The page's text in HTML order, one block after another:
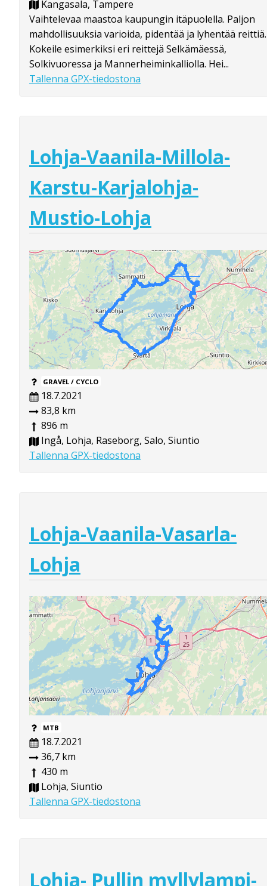
Kangasala, Tampere
Vaihtelevaa maastoa kaupungin itäpuolella. Paljon
mahdollisuuksia varioida, pidentää ja lyhentää reittiä.
Kokeile esimerkiksi eri reittejä Selkämäessä,
Solkivuoressa ja Mannerheiminkalliolla. Hei...
Tallenna GPX-tiedostona
Lohja-Vaanila-Millola-
Karstu-Karjalohja-
Mustio-Lohja
GRAVEL / CYCLO
18.7.2021
83,8 km
896 m
Ingå, Lohja, Raseborg, Salo, Siuntio
Tallenna GPX-tiedostona
Lohja-Vaanila-Vasarla-
Lohja
MTB
18.7.2021
36,7 km
430 m
Lohja, Siuntio
Tallenna GPX-tiedostona
Lohja- Pullin myllylampi-